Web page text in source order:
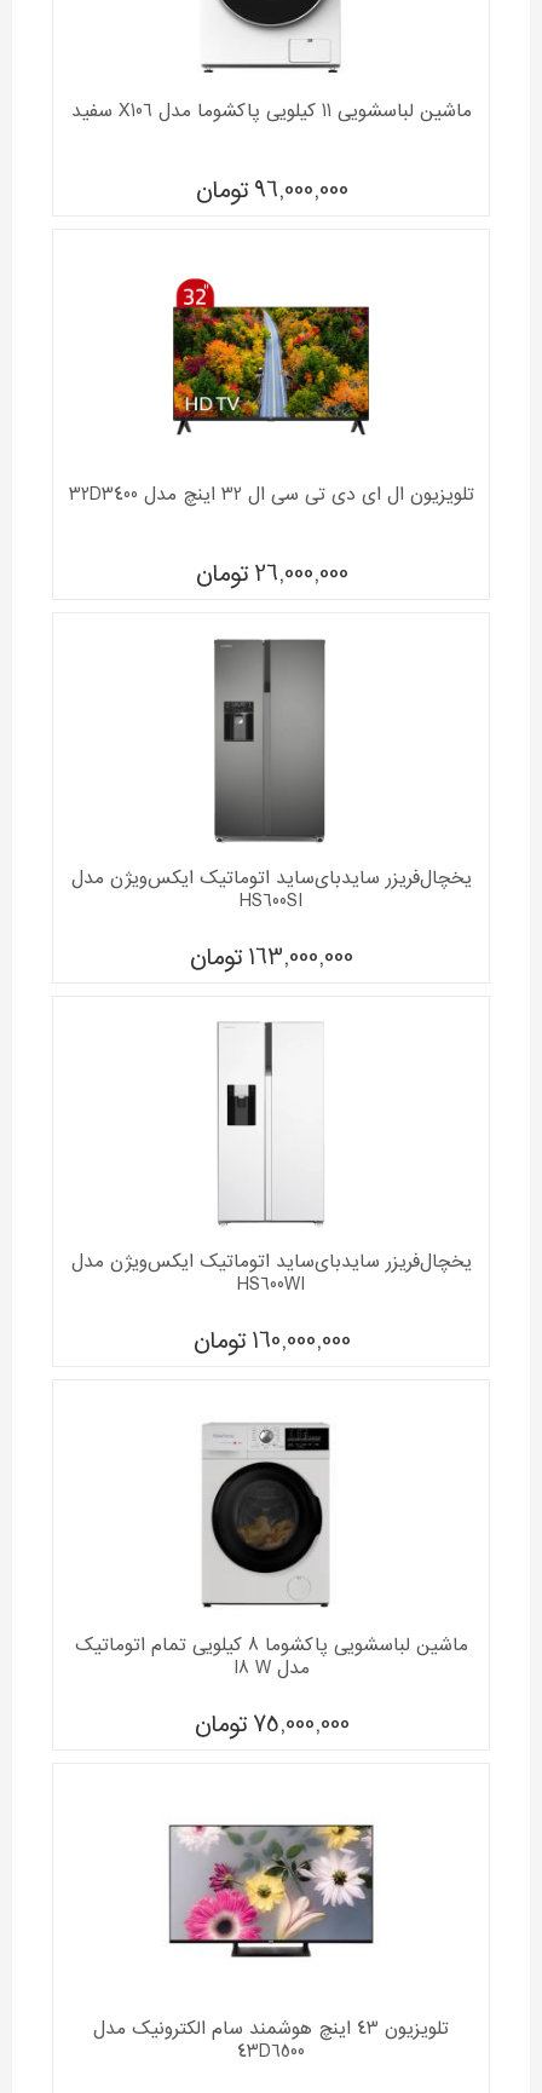
ماشین لباسشویی 11 کیلویی پاکشوما مدل X106 سفید
96,000,000 تومان
تلویزیون ال ای دی تی سی ال 32 اینچ مدل 32D3400
26,000,000 تومان
یخچال‌فریزر سایدبای‌ساید اتوماتیک ایکس‌ویژن مدل
HS600SI
163,000,000 تومان
یخچال‌فریزر سایدبای‌ساید اتوماتیک ایکس‌ویژن مدل
HS600WI
160,000,000 تومان
ماشین لباسشویی پاکشوما 8 کیلویی تمام اتوماتیک
مدل I8 W
75,000,000 تومان
تلویزیون 43 اینچ هوشمند سام الکترونیک مدل
43D6500